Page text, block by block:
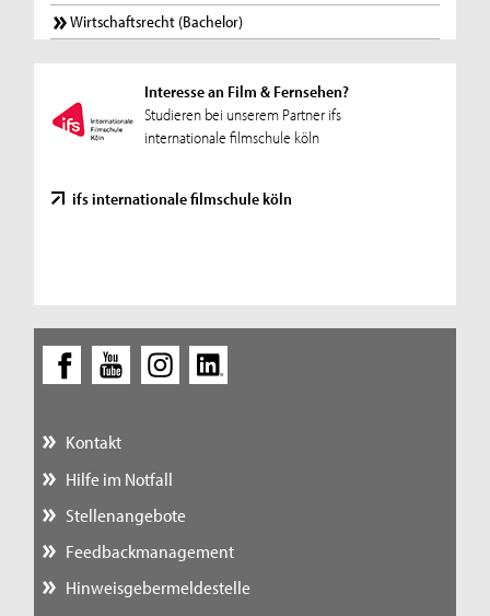
Wirtschaftsrecht (Bachelor)
Interesse an Film & Fernsehen?
Studieren bei unserem Partner ifs
internationale filmschule köln
ifs internationale filmschule köln
Kontakt
Hilfe im Notfall
Stellenangebote
Feedbackmanagement
Hinweisgebermeldestelle